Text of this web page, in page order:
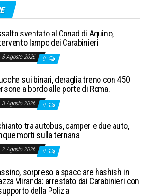
sventato al Conad di Aquino,
lampo dei Carabinieri
3 Agosto 2026 0
sui binari, deraglia treno con 450
a bordo alle porte di Roma.
3 Agosto 2026 0
tra autobus, camper e due auto,
morti sulla ternana
2 Agosto 2026 0
sorpreso a spacciare hashish in
Miranda: arrestato dai Carabinieri con
della Polizia